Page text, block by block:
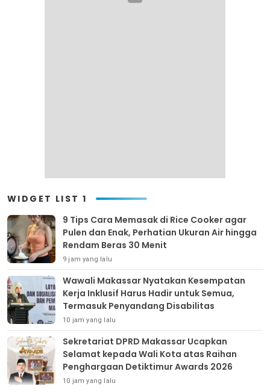
WIDGET LIST 1
9 Tips Cara Memasak di Rice Cooker agar
Pulen dan Enak, Perhatian Ukuran Air hingga
Rendam Beras 30 Menit
9 jam yang lalu
Wawali Makassar Nyatakan Kesempatan
Kerja Inklusif Harus Hadir untuk Semua,
Termasuk Penyandang Disabilitas
10 jam yang lalu
Sekretariat DPRD Makassar Ucapkan
Selamat kepada Wali Kota atas Raihan
Penghargaan Detiktimur Awards 2026
10 jam yang lalu